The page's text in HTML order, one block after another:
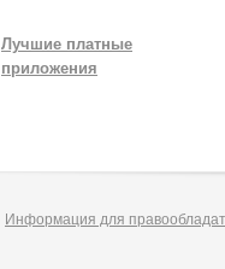
Лучшие платные
приложения
Информация для